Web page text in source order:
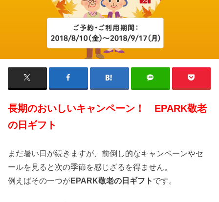
長期のおいしいキャンペーン！ EPARK敬老
の日ギフト
まだ暑い日が続きますが、前倒し的なキャンペーンやセ
ールを見ると次の季節を感じざるを得ません。
例えばその一つがEPARK敬老の日ギフト です。